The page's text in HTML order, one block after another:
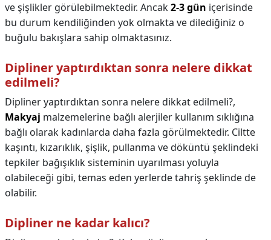
ve şişlikler görülebilmektedir. Ancak2-3 gün içerisinde
bu durum kendiliğinden yok olmakta ve dilediğiniz o
buğulu bakışlara sahip olmaktasınız.
Dipliner yaptırdıktan sonra nelere dikkat
edilmeli?
Dipliner yaptırdıktan sonra nelere dikkat edilmeli?,
Makyaj malzemelerine bağlı alerjiler kullanım sıklığına
bağlı olarak kadınlarda daha fazla görülmektedir. Ciltte
kaşıntı, kızarıklık, şişlik, pullanma ve döküntü şeklindeki
tepkiler bağışıklık sisteminin uyarılması yoluyla
olabileceği gibi, temas eden yerlerde tahriş şeklinde de
olabilir.
Dipliner ne kadar kalıcı?